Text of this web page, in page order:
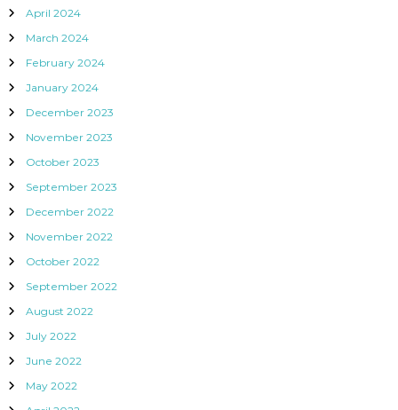
April 2024
March 2024
February 2024
January 2024
December 2023
November 2023
October 2023
September 2023
December 2022
November 2022
October 2022
September 2022
August 2022
July 2022
June 2022
May 2022